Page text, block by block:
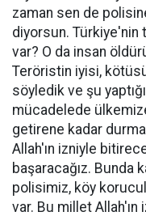
zaman sen de
diyorsun. Türkiye'nin
var? O da insan
Teröristin iyisi,
söyledik ve şu
mücadelede
getirene kadar
Allah'ın izniyle
başaracağız. Bunda
polisimiz, köy
var. Bu millet